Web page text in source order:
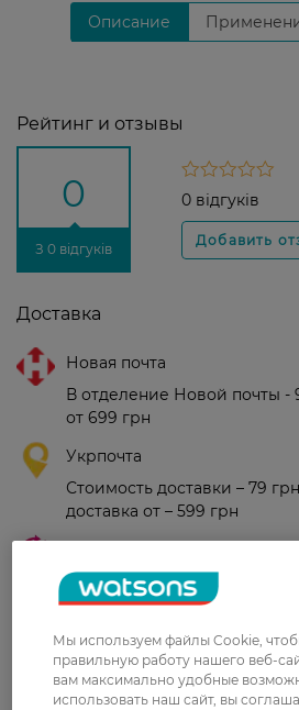
Описание
Рейтинг и отзывы
0
З 0 відгуків
0 відгуків
Доставка
Новая почта
В отделение Новой почты -
от 699 грн
Укрпочта
Стоимость доставки – 79
доставка от – 599 грн
Стоимость доставки – 0 грн
Оплата
Оплата картой
Мы используем файлы Cookie,
правильную работу нашего веб-
вам максимально удобные
использовать наш сайт, вы